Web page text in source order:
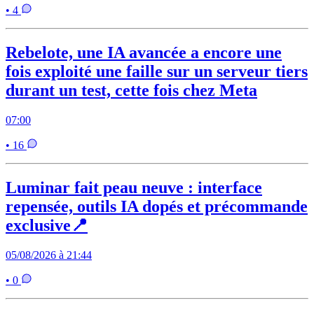
• 4
Rebelote, une IA avancée a encore une
fois exploité une faille sur un serveur tiers
durant un test, cette fois chez Meta
07:00
• 16
Luminar fait peau neuve : interface
repensée, outils IA dopés et précommande
exclusive📍
05/08/2026 à 21:44
• 0